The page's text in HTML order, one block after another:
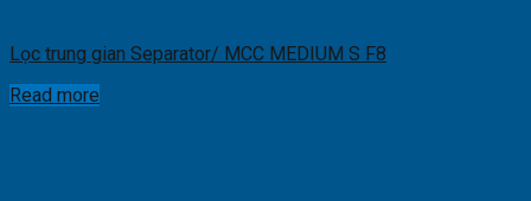
Lọc trung gian Separator/ MCC MEDIUM S F8
Read more